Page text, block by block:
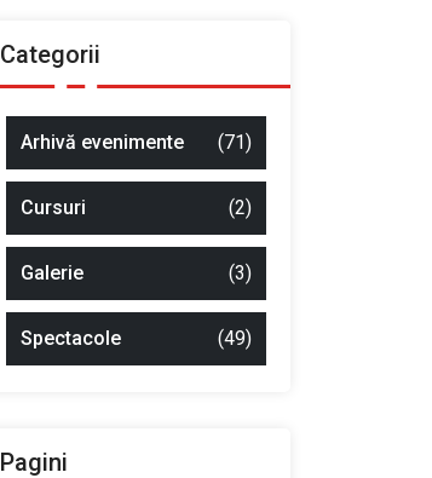
Categorii
Arhivă evenimente (71)
Cursuri (2)
Galerie (3)
Spectacole (49)
Pagini